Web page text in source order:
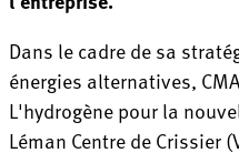
Dans le cadre de sa
énergies alternatives,
L'hydrogène pour la
Léman Centre de Crissier